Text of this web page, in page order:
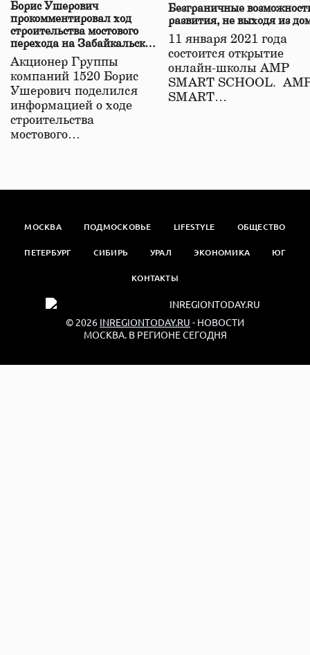
Борис Ушерович
прокомментировал ход
строительства мостового
перехода на Забайкальской
железной дороге
Акционер Группы
компаний 1520 Борис
Ушерович поделился
информацией о ходе
строительства
мостового…
Безграничные
развития, не выходя из
11 января 2021 года
состоится открытие
онлайн-школы АМР
SMART SCHOOL.
SMART…
МОСКВА ПОДМОСКОВЬЕ LIFESTYLE ОБЩЕСТВО
ПЕТЕРБУРГ СИБИРЬ УРАЛ ЭКОНОМИКА ЮГ
КОНТАКТЫ
© 2026 INREGIONTODAY.RU - НОВОСТИ
МОСКВА. В РЕГИОНЕ СЕГОДНЯ